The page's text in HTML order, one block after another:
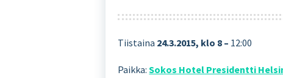
Tiistaina 24.3.2015, klo 8 – 12:00
Paikka:Sokos Hotel Presidentti